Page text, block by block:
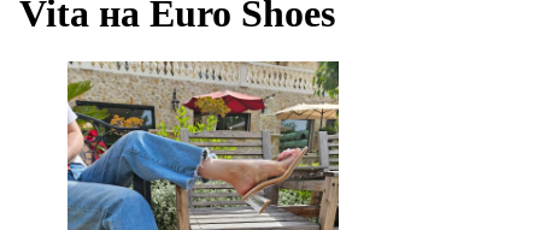
Vita на Euro Shoes